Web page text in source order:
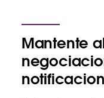
Mantente